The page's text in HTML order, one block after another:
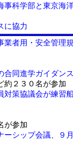
事科学部と東京海
に協力
業者用・安全管理
合同進学ガイダン
約２３０名が参加
対策協議会が練習
が参加
ーシップ会議、９